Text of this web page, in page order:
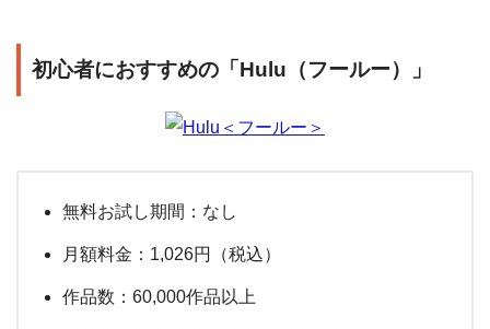
初心者におすすめの「Hulu（フールー）」
無料お試し期間：なし
月額料金：1,026円（税込）
作品数：60,000作品以上